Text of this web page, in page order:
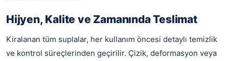
Hijyen, Kalite ve Zamanında Teslimat
Kiralanan tüm suplalar, her kullanım öncesi detaylı temizlik
ve kontrol süreçlerinden geçirilir. Çizik, deformasyon veya